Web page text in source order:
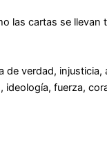
las cartas se llevan
de verdad, injusticia,
ideología, fuerza,